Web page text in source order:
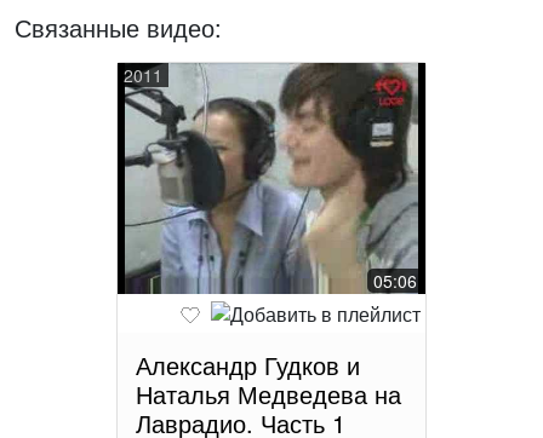
Связанные видео:
2011
05:06
Александр Гудков и
Наталья Медведева на
Лаврадио. Часть 1